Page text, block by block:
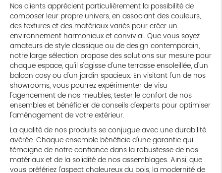
Nos clients apprécient particulièrement la possibilité de
composer leur propre univers, en associant des couleurs,
des textures et des matériaux variés pour créer un
environnement harmonieux et convivial. Que vous soyez
amateurs de style classique ou de design contemporain,
notre large sélection propose des solutions sur mesure pour
chaque espace, qu'il s'agisse d'une terrasse ensoleillée, d'un
balcon cosy ou d'un jardin spacieux. En visitant l'un de nos
showrooms, vous pourrez expérimenter de visu
l'agencement de nos meubles, tester le confort de nos
ensembles et bénéficier de conseils d'experts pour optimiser
l'aménagement de votre extérieur.
La qualité de nos produits se conjugue avec une durabilité
avérée. Chaque ensemble bénéficie d'une garantie qui
témoigne de notre confiance dans la robustesse de nos
matériaux et de la solidité de nos assemblages. Ainsi, que
vous préfériez l'aspect chaleureux du bois, la modernité de